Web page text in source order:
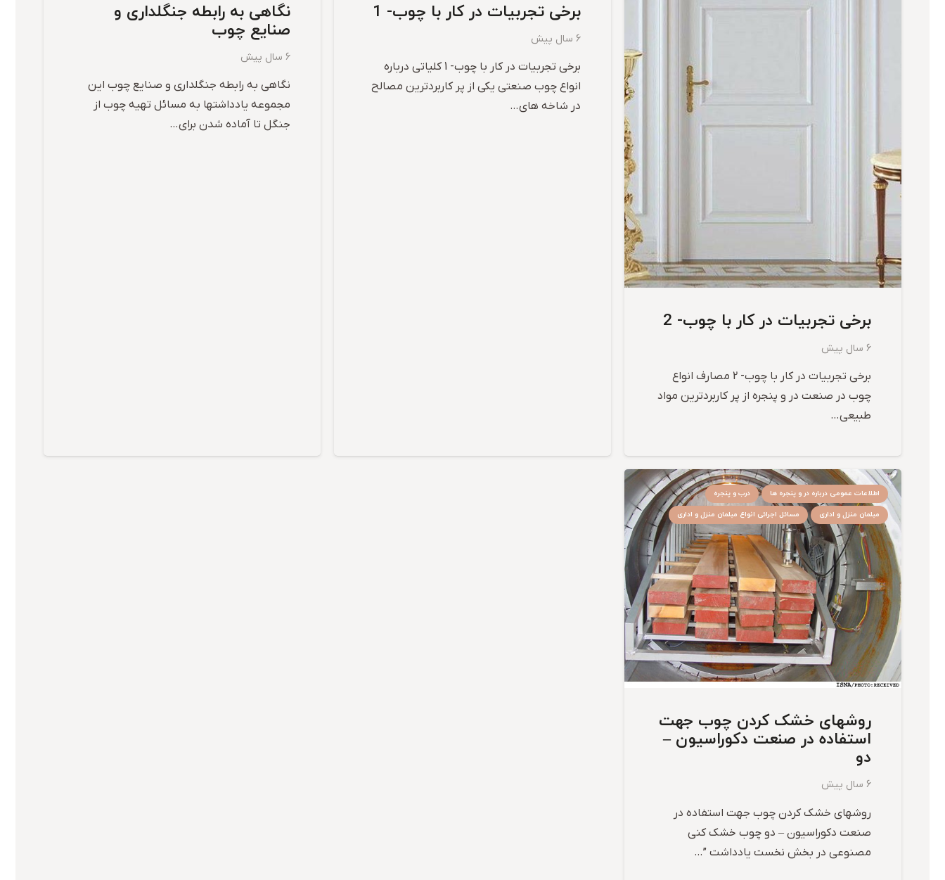
برخی تجربیات در کار با چوب- 2
6 سال پیش
برخی تجربیات در کار با چوب- 2 مصارف انواع
چوب در صنعت در و پنجره از پر کاربردترین مواد
طبیعی…
برخی تجربیات در کار با چوب- 1
6 سال پیش
برخی تجربیات در کار با چوب- 1 کلیاتی درباره
انواع چوب صنعتی یکی از پر کاربردترین مصالح
در شاخه های…
نگاهی به رابطه جنگلداری و
صنایع چوب
6 سال پیش
نگاهی به رابطه جنگلداری و صنایع چوب این
مجموعه یادداشتها به مسائل تهیه چوب از
جنگل تا آماده شدن برای…
اطلاعات عمومی درباره در و پنجره ها
درب و پنجره
مبلمان منزل و اداری
مسائل اجرائی انواع مبلمان منزل و اداری
روشهای خشک کردن چوب جهت
استفاده در صنعت دکوراسیون –
دو
6 سال پیش
روشهای خشک کردن چوب جهت استفاده در
صنعت دکوراسیون – دو چوب خشک کنی
مصنوعی در بخش نخست یادداشت ”…